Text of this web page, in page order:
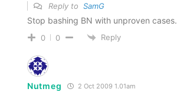
Reply to SamG
Stop bashing BN with unproven cases.
0 0 Reply
Nutmeg 2 Oct 2009 1.01am